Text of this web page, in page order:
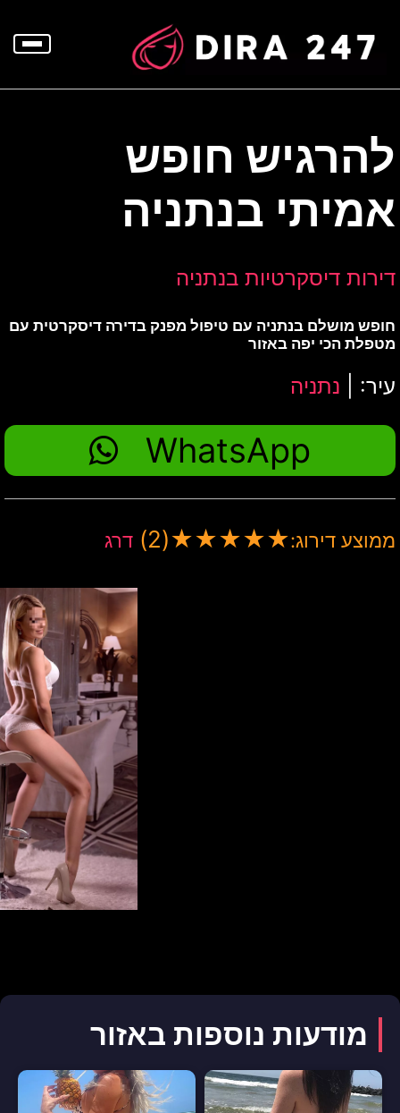
להרגיש חופש
אמיתי בנתניה
דירות דיסקרטיות בנתניה
חופש מושלם בנתניה עם טיפול מפנק בדירה דיסקרטית עם
מטפלת הכי יפה באזור
עיר: | נתניה
WhatsApp
ממוצע דירוג:★
★
★
★
★
(2) דרג
מודעות נוספות באזור